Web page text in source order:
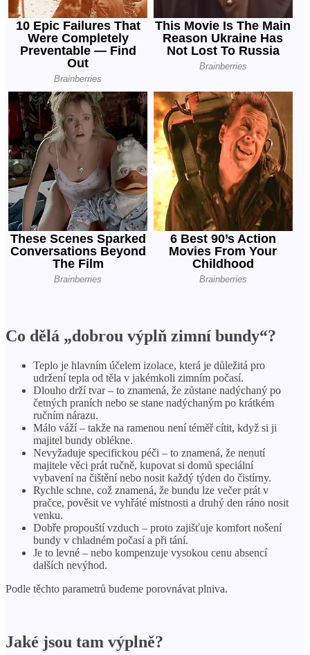
Co dělá „dobrou výplň zimní bundy“?
Teplo je hlavním účelem izolace, která je důležitá pro
udržení tepla od těla v jakémkoli zimním počasí.
Dlouho drží tvar – to znamená, že zůstane nadýchaný po
četných praních nebo se stane nadýchaným po krátkém
ručním nárazu.
Málo váží – takže na ramenou není téměř cítit, když si ji
majitel bundy oblékne.
Nevyžaduje specifickou péči – to znamená, že nenutí
majitele věci prát ručně, kupovat si domů speciální
vybavení na čištění nebo nosit každý týden do čistírny.
Rychle schne, což znamená, že bundu lze večer prát v
pračce, pověsit ve vyhřáté místnosti a druhý den ráno nosit
venku.
Dobře propouští vzduch – proto zajišťuje komfort nošení
bundy v chladném počasí a při tání.
Je to levné – nebo kompenzuje vysokou cenu absencí
dalších nevýhod.
Podle těchto parametrů budeme porovnávat plniva.
Jaké jsou tam výplně?